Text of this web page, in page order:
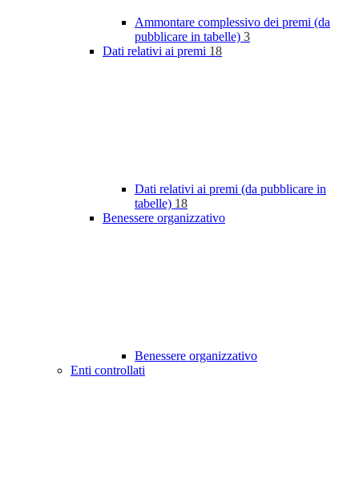
Ammontare complessivo dei premi (da
pubblicare in tabelle) 3
Dati relativi ai premi 18
Dati relativi ai premi (da pubblicare in
tabelle) 18
Benessere organizzativo
Benessere organizzativo
Enti controllati